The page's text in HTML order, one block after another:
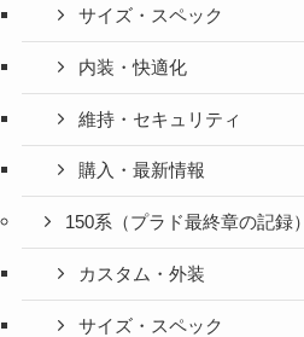
サイズ・スペック
内装・快適化
維持・セキュリティ
購入・最新情報
150系（プラド最終章の記録）
カスタム・外装
サイズ・スペック